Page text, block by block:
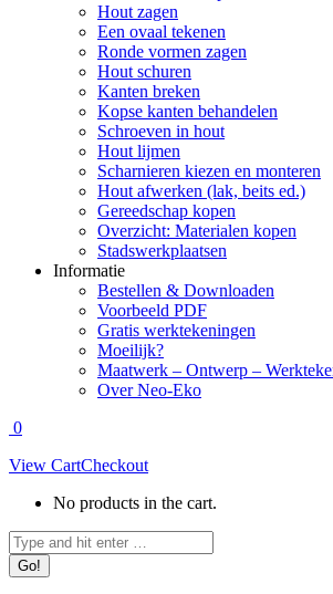
Hout zagen
Een ovaal tekenen
Ronde vormen zagen
Hout schuren
Kanten breken
Kopse kanten behandelen
Schroeven in hout
Hout lijmen
Scharnieren kiezen en monteren
Hout afwerken (lak, beits ed.)
Gereedschap kopen
Overzicht: Materialen kopen
Stadswerkplaatsen
Informatie
Bestellen & Downloaden
Voorbeeld PDF
Gratis werktekeningen
Moeilijk?
Maatwerk – Ontwerp –
Over Neo-Eko
0
View CartCheckout
No products in the cart.
Search: